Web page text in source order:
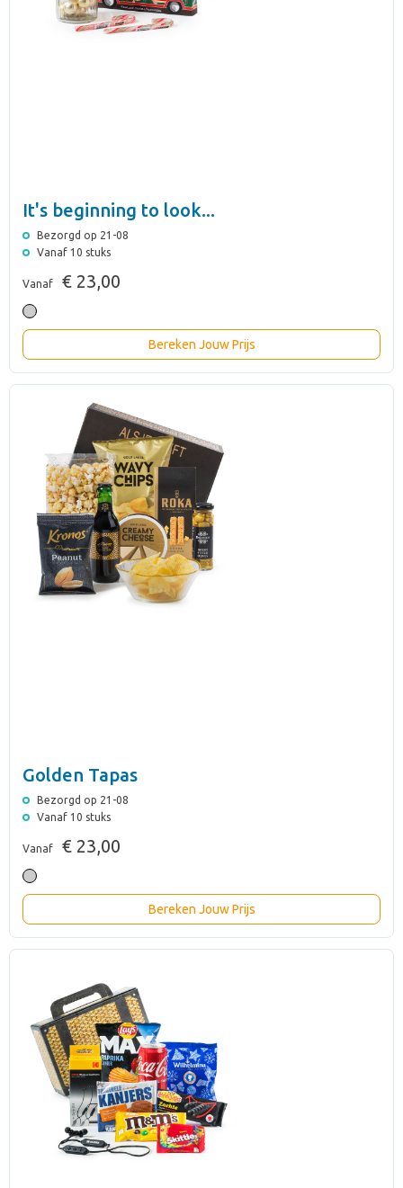
It's beginning to look...
Bezorgd op 21-08
Vanaf 10 stuks
Vanaf € 23,00
Bereken Jouw Prijs
Golden Tapas
Bezorgd op 21-08
Vanaf 10 stuks
Vanaf € 23,00
Bereken Jouw Prijs